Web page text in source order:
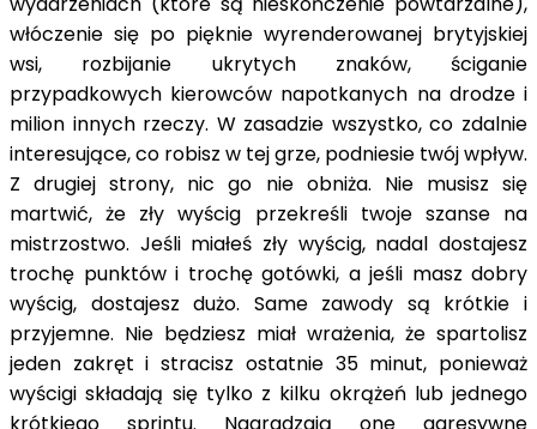
włóczenie się po pięknie wyrenderowanej brytyjskiej
wsi, rozbijanie ukrytych znaków, ściganie
przypadkowych kierowców napotkanych na drodze i
milion innych rzeczy. W zasadzie wszystko, co zdalnie
interesujące, co robisz w tej grze, podniesie twój wpływ.
Z drugiej strony, nic go nie obniża. Nie musisz się
martwić, że zły wyścig przekreśli twoje szanse na
mistrzostwo. Jeśli miałeś zły wyścig, nadal dostajesz
trochę punktów i trochę gotówki, a jeśli masz dobry
wyścig, dostajesz dużo. Same zawody są krótkie i
przyjemne. Nie będziesz miał wrażenia, że spartolisz
jeden zakręt i stracisz ostatnie 35 minut, ponieważ
wyścigi składają się tylko z kilku okrążeń lub jednego
krótkiego sprintu. Nagradzają one agresywne